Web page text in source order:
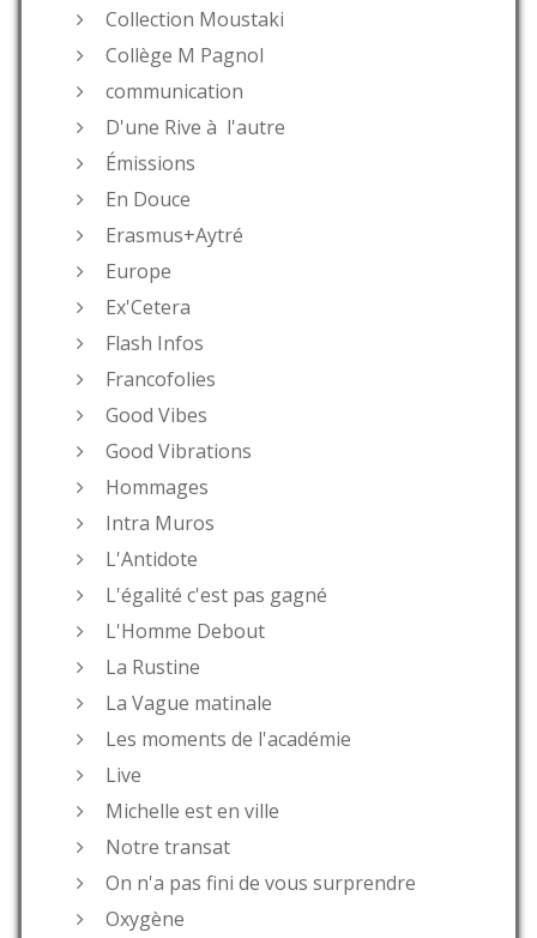
Collection Moustaki
Collège M Pagnol
communication
D'une Rive à l'autre
Émissions
En Douce
Erasmus+Aytré
Europe
Ex'Cetera
Flash Infos
Francofolies
Good Vibes
Good Vibrations
Hommages
Intra Muros
L'Antidote
L'égalité c'est pas gagné
L'Homme Debout
La Rustine
La Vague matinale
Les moments de l'académie
Live
Michelle est en ville
Notre transat
On n'a pas fini de vous surprendre
Oxygène